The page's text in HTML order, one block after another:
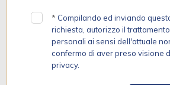
* Compilando ed inviando
richiesta, autorizzo il
personali ai sensi dell'attuale
confermo di aver preso visione
privacy.